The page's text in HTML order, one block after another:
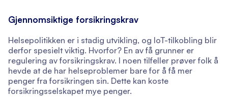
Gjennomsiktige forsikringskrav
Helsepolitikken er i stadig utvikling, og IoT-tilkobling blir
derfor spesielt viktig. Hvorfor? En av få grunner er
regulering av forsikringskrav. I noen tilfeller prøver folk å
hevde at de har helseproblemer bare for å få mer
penger fra forsikringen sin. Dette kan koste
forsikringsselskapet mye penger.